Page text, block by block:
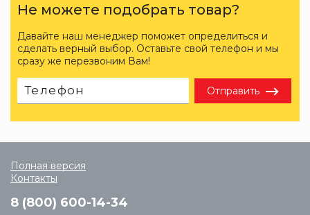
Не можете подобрать товар?
Давайте наш менеджер поможет определиться и
сделать верный выбор. Оставьте свой телефон и мы
сразу же перезвоним Вам!
Отправить
Полная версия
Контакты
8 (800) 600-14-34